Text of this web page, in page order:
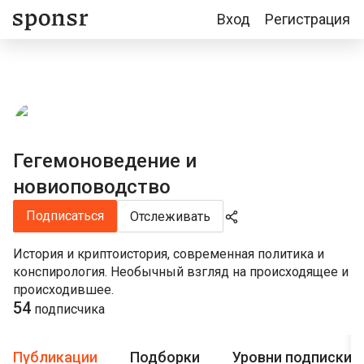
Вход Регистрация
Гегемоноведение и
новиоповодство
Подписаться Отслеживать
История и криптоистория, современная политика и
конспирология. Необычный взгляд на происходящее и
происходившее.
54 подписчика
Публикации Подборки Уровни подписки